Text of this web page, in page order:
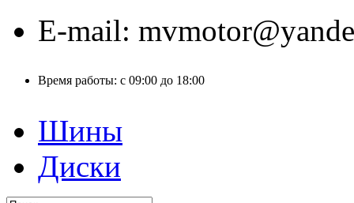
E-mail:
Время работы: с 09:00 до 18:00
Шины
Диски